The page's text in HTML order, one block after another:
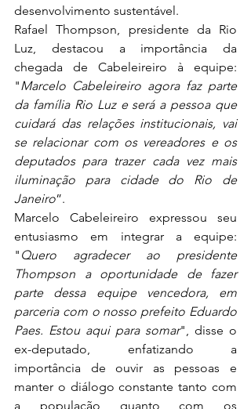
desenvolvimento sustentável.
Rafael Thompson, presidente da Rio
Luz, destacou a importância da
chegada de Cabeleireiro à equipe:
"Marcelo Cabeleireiro agora faz parte
da família Rio Luz e será a pessoa que
cuidará das relações institucionais, vai
se relacionar com os vereadores e os
deputados para trazer cada vez mais
iluminação para cidade do Rio de
Janeiro”.
Marcelo Cabeleireiro expressou seu
entusiasmo em integrar a equipe:
" Quero agradecer ao presidente
Thompson a oportunidade de fazer
parte dessa equipe vencedora, em
parceria com o nosso prefeito Eduardo
Paes. Estou aqui para somar", disse o
ex-deputado, enfatizando a
importância de ouvir as pessoas e
manter o diálogo constante tanto com
a população quanto com os